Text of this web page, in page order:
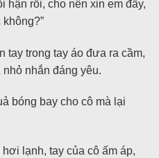
hận rồi, cho nên xin em đấy,
tay trong tay áo đưa ra cầm,
nhỏ nhắn đáng yêu.
bóng bay cho cô mà lại
lạnh, tay của cô ấm áp,